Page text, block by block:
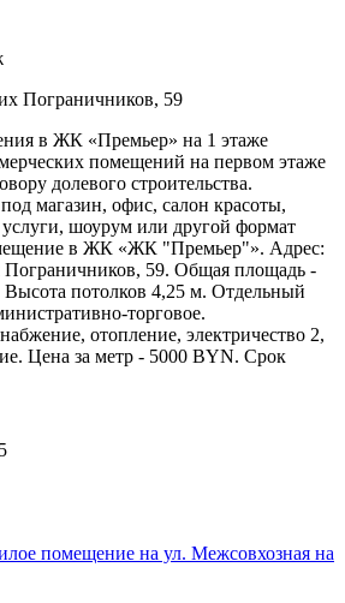
Пограничников, 59
в ЖК «Премьер» на 1 этаже
помещений на первом этаже
долевого строительства.
магазин, офис, салон красоты,
шоурум или другой формат
в ЖК «ЖК "Премьер"». Адрес:
Пограничников, 59. Общая площадь -
Высота потолков 4,25 м. Отдельный
торговое.
отопление, электричество 2,
Цена за метр - 5000 BYN. Срок
помещение на ул. Межсовхозная на